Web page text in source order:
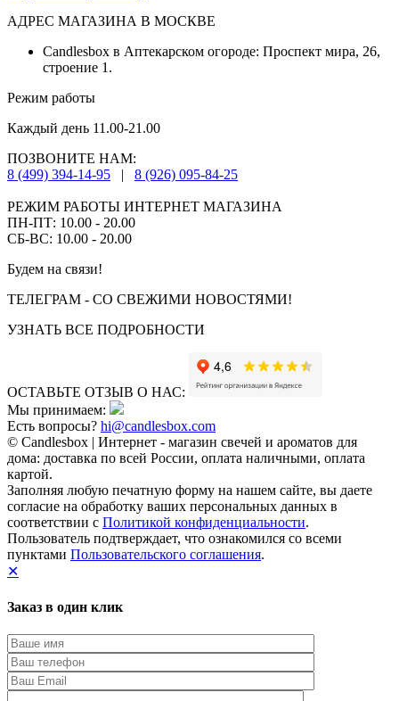
АДРЕС МАГАЗИНА В МОСКВЕ
Candlesbox в Аптекарском огороде: Проспект мира, 26,
строение 1.
Режим работы
Каждый день 11.00-21.00
ПОЗВОНИТЕ НАМ:
8 (499) 394-14-95
| 8 (926) 095-84-25
РЕЖИМ РАБОТЫ ИНТЕРНЕТ МАГАЗИНА
ПН-ПТ: 10.00 - 20.00
СБ-ВС: 10.00 - 20.00
Будем на связи!
ТЕЛЕГРАМ - СО СВЕЖИМИ НОВОСТЯМИ!
УЗНАТЬ ВСЕ ПОДРОБНОСТИ
ОСТАВЬТЕ ОТЗЫВ О НАС:
Мы принимаем:
Есть вопросы? hi@candlesbox.com
© Candlesbox | Интернет - магазин свечей и ароматов для
дома: доставка по всей России, оплата наличными, оплата
картой.
Заполняя любую печатную форму на нашем сайте, вы даете
согласие на обработку ваших персональных данных в
соответствии с Политикой конфиденциальности.
Пользователь подтверждает, что ознакомился со всеми
пунктами Пользовательского соглашения.
✕
Заказ в один клик